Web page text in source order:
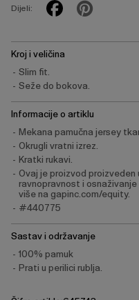
Dijeli:
Kroj i veličina
Slim fit.
Seže do bokova.
Informacije o artiklu
Mekana pamučna jersey
Okrugli vratni izrez.
Kratki rukavi.
Ovaj je proizvod proizveden
ravnopravnost i
više na gapinc.com/equity.
#440775
Sastav i održavanje
100% pamuk
Prati u perilici rublja.